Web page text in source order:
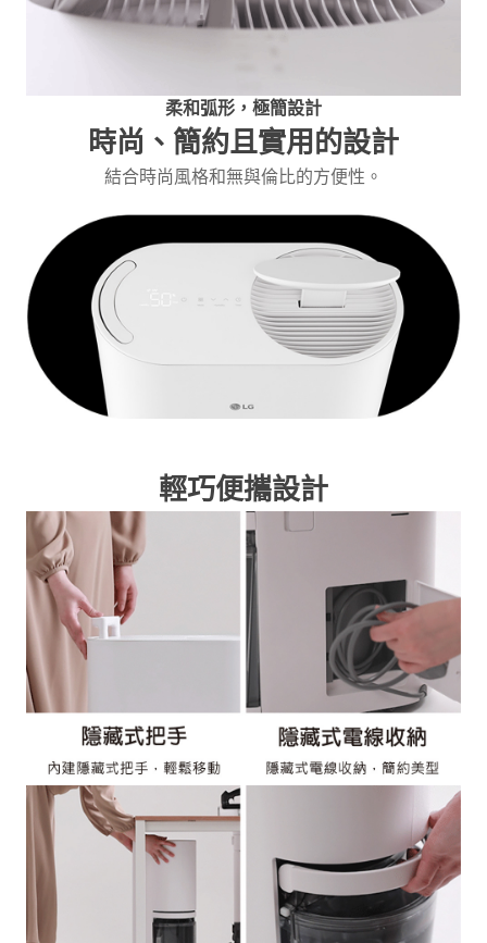
柔和弧形，極簡設計
時尚、簡約且實用的設計
結合時尚風格和無與倫比的方便性。
輕巧便攜設計